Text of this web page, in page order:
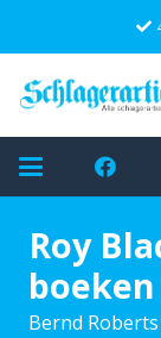
Roy
boeken
Bernd